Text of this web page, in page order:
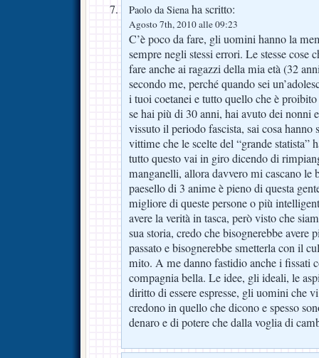
Paolo da Sienaha scritto:
Agosto 7th, 2010 alle 09:23
C’è poco da fare, gli uomini hanno la
sempre negli stessi errori. Le stesse cose
fare anche ai ragazzi della mia età (32
secondo me, perché quando sei
i tuoi coetanei e tutto quello che è
se hai più di 30 anni, hai avuto dei nonni
vissuto il periodo fascista, sai cosa
vittime che le scelte del “grande statista”
tutto questo vai in giro dicendo di
manganelli, allora davvero mi cascano le
paesello di 3 anime è pieno di questa
migliore di queste persone o più
avere la verità in tasca, però visto che
sua storia, credo che bisognerebbe avere
passato e bisognerebbe smetterla con il
mito. A me danno fastidio anche i fissati
compagnia bella. Le idee, gli ideali, le
diritto di essere espresse, gli uomini che
credono in quello che dicono e spesso
denaro e di potere che dalla voglia di